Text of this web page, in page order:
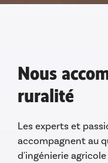
Nous
ruralité
Les experts et
accompagnent au
d'ingénierie